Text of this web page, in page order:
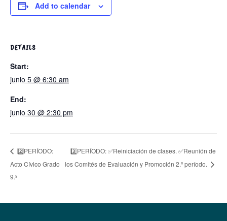
Add to calendar
DETAILS
Start:
junio 5 @ 6:30 am
End:
junio 30 @ 2:30 pm
2️⃣PERÍODO:
Acto Cívico Grado
9.º
3️⃣PERÍODO: ✅Reiniciación de clases. ✅Reunión de
los Comités de Evaluación y Promoción 2.º período.